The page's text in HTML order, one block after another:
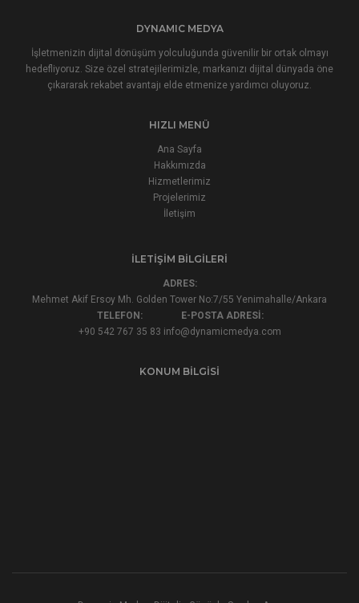
DYNAMIC MEDYA
İşletmenizin dijital dönüşüm yolculuğunda güvenilir bir ortak olmayı
hedefliyoruz. Size özel stratejilerimizle, markanızı dijital dünyada öne
çıkararak rekabet avantajı elde etmenize yardımcı oluyoruz.
HIZLI MENÜ
Ana Sayfa
Hakkımızda
Hizmetlerimiz
Projelerimiz
İletişim
İLETIŞIM BILGILERI
ADRES:
Mehmet Akif Ersoy Mh. Golden Tower No:7/55 Yenimahalle/Ankara
TELEFON:
+90 542 767 35 83
E-POSTA ADRESİ:
info@dynamicmedya.com
KONUM BILGISI